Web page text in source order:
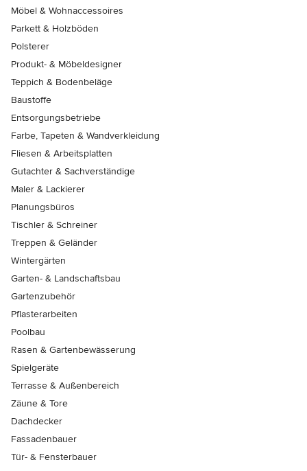
Möbel & Wohnaccessoires
Parkett & Holzböden
Polsterer
Produkt- & Möbeldesigner
Teppich & Bodenbeläge
Baustoffe
Entsorgungsbetriebe
Farbe, Tapeten & Wandverkleidung
Fliesen & Arbeitsplatten
Gutachter & Sachverständige
Maler & Lackierer
Planungsbüros
Tischler & Schreiner
Treppen & Geländer
Wintergärten
Garten- & Landschaftsbau
Gartenzubehör
Pflasterarbeiten
Poolbau
Rasen & Gartenbewässerung
Spielgeräte
Terrasse & Außenbereich
Zäune & Tore
Dachdecker
Fassadenbauer
Tür- & Fensterbauer